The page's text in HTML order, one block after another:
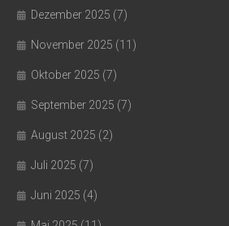
Dezember 2025 (7)
November 2025 (11)
Oktober 2025 (7)
September 2025 (7)
August 2025 (2)
Juli 2025 (7)
Juni 2025 (4)